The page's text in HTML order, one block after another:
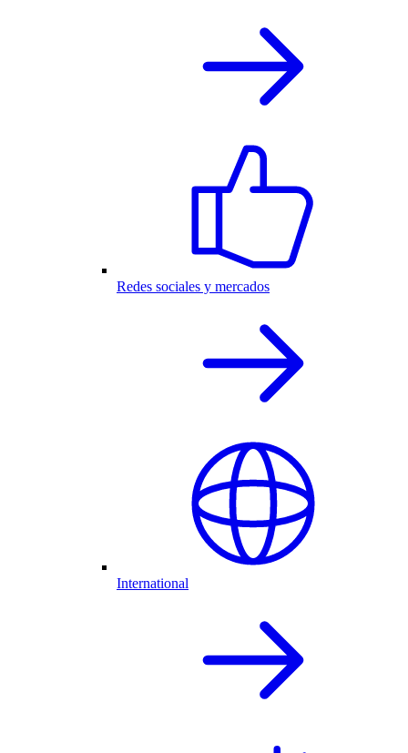
Redes sociales y mercados
International